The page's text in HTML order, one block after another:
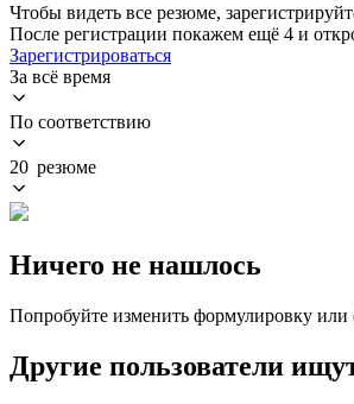
Чтобы видеть все резюме,
После регистрации покажем ещё 4 и
Зарегистрироваться
За всё время
По соответствию
20 резюме
Ничего не нашлось
Попробуйте изменить формулировку или
Другие пользователи